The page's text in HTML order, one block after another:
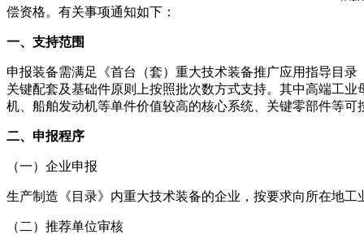
偿资格。有关事项通知如下：
一、支持范围
申报装备需满足《首台（套）重大技术装备推广应用指导目
关键配套及基础件原则上按照批次数方式支持。其中高端工
机、船舶发动机等单件价值较高的核心系统、关键零部件等可
二、申报程序
（一）企业申报
生产制造《目录》内重大技术装备的企业，按要求向所在地
（二）推荐单位审核